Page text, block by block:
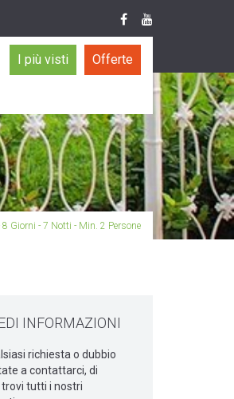
Offerte
I più visti
8 Giorni - 7 Notti - Min. 2 Persone
INFORMAZIONI
richiesta o dubbio
a contattarci, di
tutti i nostri